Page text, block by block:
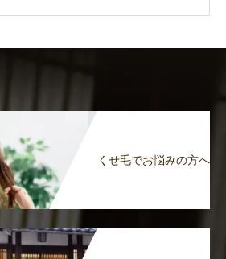
くせ毛でお悩みの方へ